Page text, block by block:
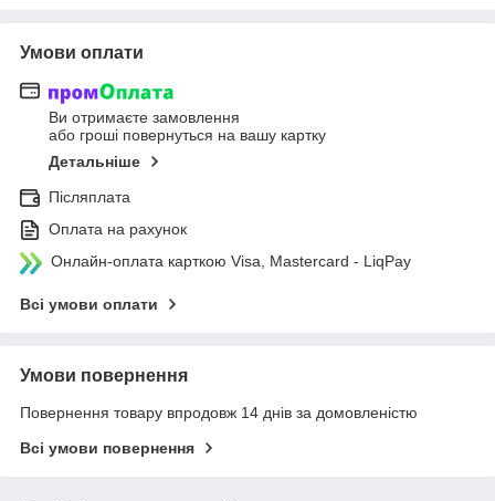
Умови оплати
Ви отримаєте замовлення
або гроші повернуться на вашу картку
Детальніше
Післяплата
Оплата на рахунок
Онлайн-оплата карткою Visa, Mastercard - LiqPay
Всі умови оплати
Умови повернення
Повернення товару впродовж 14 днів за домовленістю
Всі умови повернення